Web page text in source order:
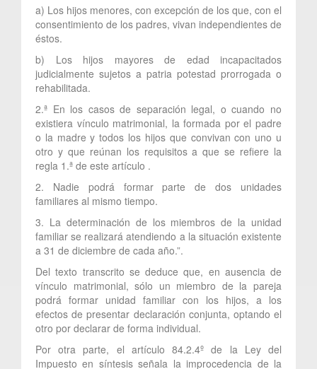
a) Los hijos menores, con excepción de los que, con el
consentimiento de los padres, vivan independientes de
éstos.
b) Los hijos mayores de edad incapacitados
judicialmente sujetos a patria potestad prorrogada o
rehabilitada.
2.ª En los casos de separación legal, o cuando no
existiera vínculo matrimonial, la formada por el padre
o la madre y todos los hijos que convivan con uno u
otro y que reúnan los requisitos a que se refiere la
regla 1.ª de este artículo .
2. Nadie podrá formar parte de dos unidades
familiares al mismo tiempo.
3. La determinación de los miembros de la unidad
familiar se realizará atendiendo a la situación existente
a 31 de diciembre de cada año.”.
Del texto transcrito se deduce que, en ausencia de
vínculo matrimonial, sólo un miembro de la pareja
podrá formar unidad familiar con los hijos, a los
efectos de presentar declaración conjunta, optando el
otro por declarar de forma individual.
Por otra parte, el artículo 84.2.4º de la Ley del
Impuesto en síntesis señala la improcedencia de la